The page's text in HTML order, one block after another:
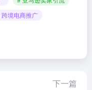
跨境电商推广
下一篇